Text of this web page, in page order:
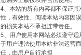
4、本站的所有内容都不保证
性，有效性。阅读本站内容因
的损失本站不承担连带责任。
5、用户使用本网站必须遵守
于用户违法使用本站非法运营
任，由用户自行承担